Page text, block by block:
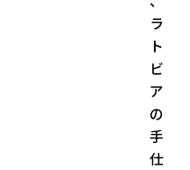
ラ
ト
ビ
ア
の
手
仕